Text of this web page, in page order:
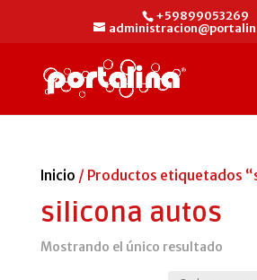
+59899053269
Inicio / Productos etiquetados
silicona autos
Mostrando el único resultado